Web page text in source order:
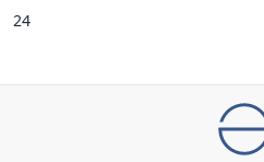
24